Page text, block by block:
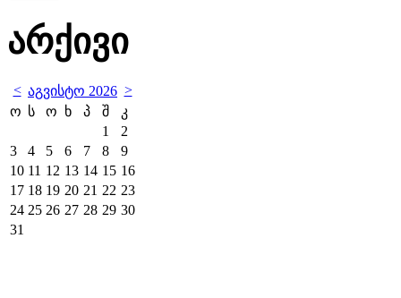
არქივი
< აგვისტო 2026 >
ო ს ო ხ პ შ
კ
1
2
3
4 5 6 7 8
9
10 11 12 13 14 15 16
17 18 19 20 21 22 23
24 25 26 27 28 29 30
31